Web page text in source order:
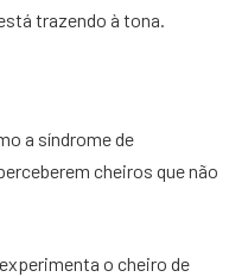
trazendo à tona.
a síndrome de
cheiros que não
o cheiro de